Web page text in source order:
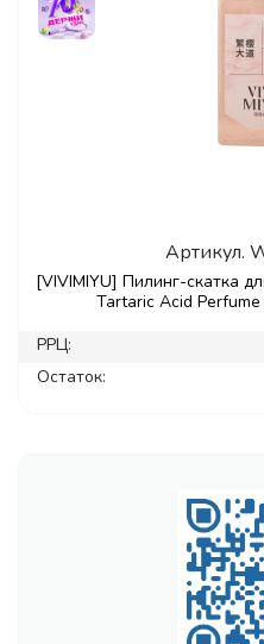
Артикул.
[VIVIMIYU] Пилинг-
Tartaric Acid
РРЦ:
Остаток: